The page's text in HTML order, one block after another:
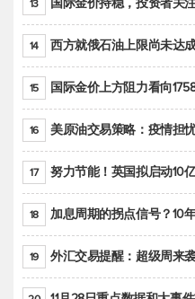
13 国际金价持稳，投资者关
14 西方就俄石油上限尚未达
15 国际金价上方阻力看向
16 美原油交易策略：疫情担
17 努力节能！英国拟启动10
18 加息周期的拐点信号？10年期
19 外汇交易提醒：超级周来